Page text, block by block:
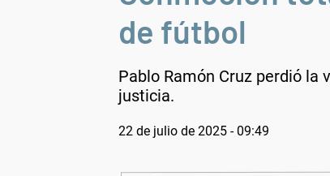
de fútbol
Pablo Ramón Cruz perdió la
justicia.
22 de julio de 2025 - 09:49